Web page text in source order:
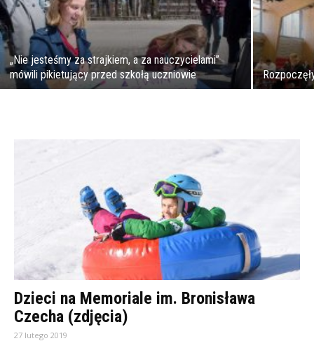
„Nie jesteśmy za strajkiem, a za nauczycielami”
mówili pikietujący przed szkołą uczniowie
Dzieci na Memoriale im. Bronisława
Czecha (zdjęcia)
27 lutego 2019